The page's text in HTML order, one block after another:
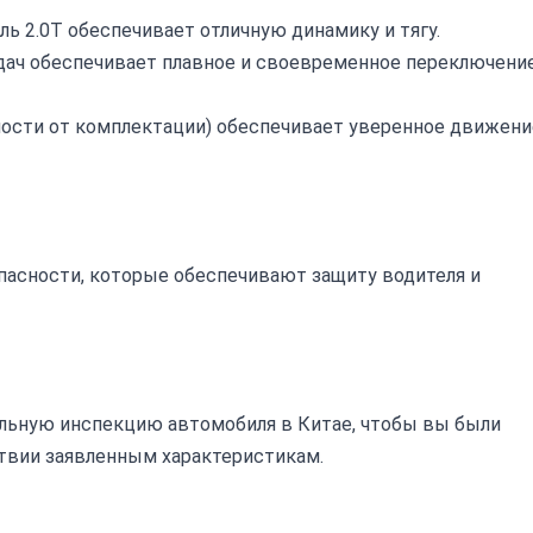
обеспечивает отличную динамику и тягу.
обеспечивает плавное и своевременное
от комплектации) обеспечивает уверенное
которые обеспечивают защиту водителя и
инспекцию автомобиля в Китае, чтобы вы были
заявленным характеристикам.